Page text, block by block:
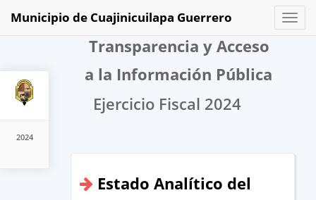
2024
Toggle
Municipio de Cuajinicuilapa Guerrero
Transparencia y Acceso
a la Información Pública
Ejercicio Fiscal 2024
Estado Analítico del